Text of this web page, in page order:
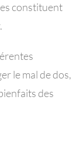
constituent
le mal de dos,
des